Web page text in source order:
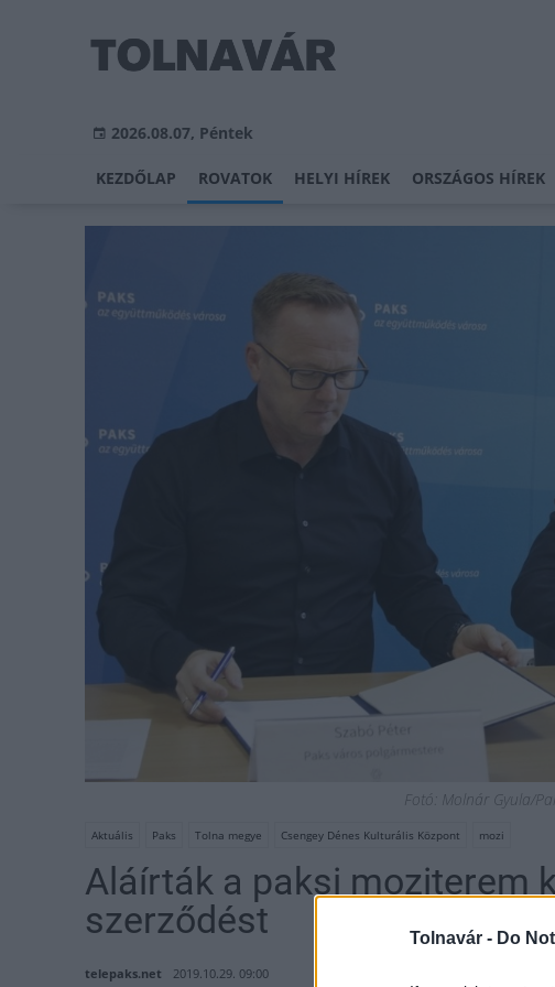
Tolnavár - Do
2026.08.07, Péntek
KEZDŐLAP ROVATOK HELYI HÍREK ORSZÁGOS HÍREK
Fotó: Molnár Gyula/
Aktuális Paks Tolna megye Csengey Dénes Kulturális Központ mozi
Aláírták a paksi moziterem
szerződést
telepaks.net 2019.10.29. 09:00